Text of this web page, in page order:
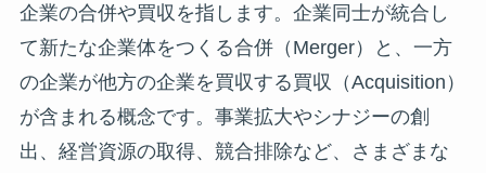
企業の合併や買収を指します。企業同士が統合し
て新たな企業体をつくる合併（Merger）と、一方
の企業が他方の企業を買収する買収（Acquisition）
が含まれる概念です。事業拡大やシナジーの創
出、経営資源の取得、競合排除など、さまざまな